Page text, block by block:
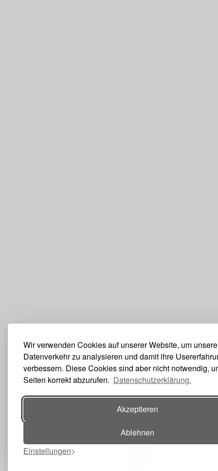
Wir verwenden Cookies auf unserer Website, um
Datenverkehr zu analysieren und damit ihre
verbessern. Diese Cookies sind aber nicht notwendig,
Seiten korrekt abzurufen. Datenschutzerklärung.
Akzeptieren
Ablehnen
Einstellungen